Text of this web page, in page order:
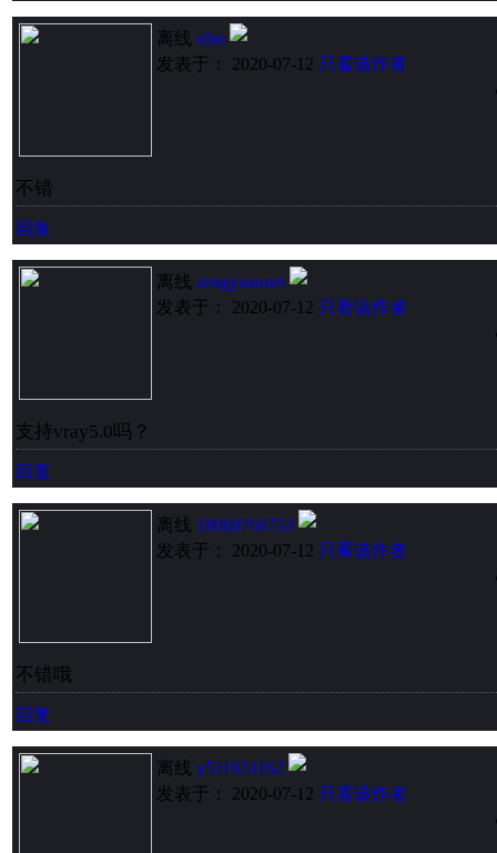
离线 xhts
发表于： 2020-07-12 只看该作者
不错
回复
离线 zengyuannet
发表于： 2020-07-12 只看该作者
支持vray5.0吗？
回复
离线 18069766753
发表于： 2020-07-12 只看该作者
不错哦
回复
离线 y511924162
发表于： 2020-07-12 只看该作者